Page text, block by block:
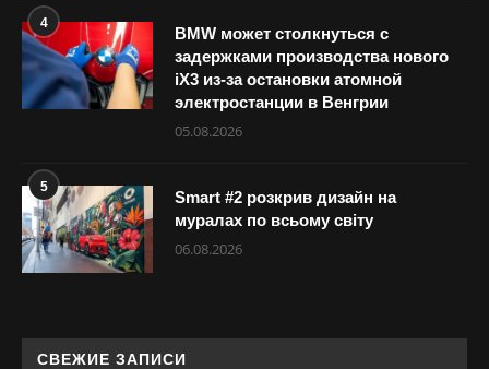
4
BMW может столкнуться с
задержками производства нового
iX3 из-за остановки атомной
электростанции в Венгрии
05.08.2026
5
Smart #2 розкрив дизайн на
муралах по всьому світу
06.08.2026
СВЕЖИЕ ЗАПИСИ